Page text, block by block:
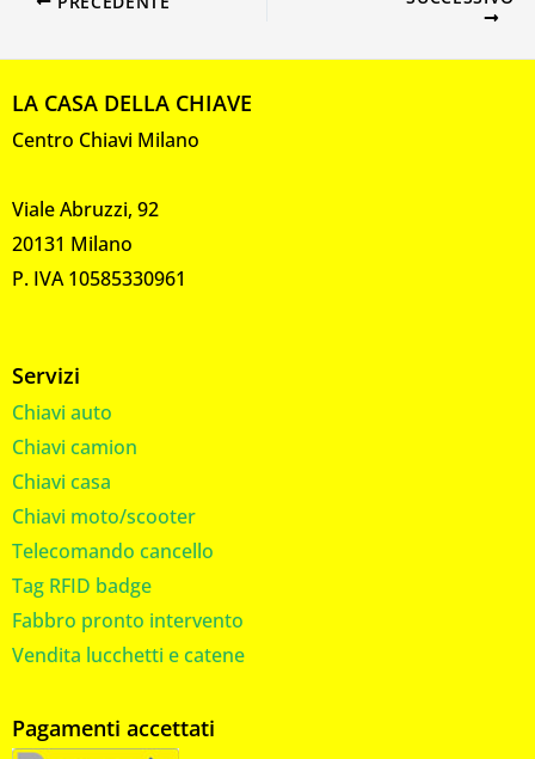
LA CASA DELLA CHIAVE
Centro Chiavi Milano
Viale Abruzzi, 92
20131 Milano
P. IVA 10585330961
Servizi
Chiavi auto
Chiavi camion
Chiavi casa
Chiavi moto/scooter
Telecomando cancello
Tag RFID badge
Fabbro pronto intervento
Vendita lucchetti e catene
Pagamenti accettati